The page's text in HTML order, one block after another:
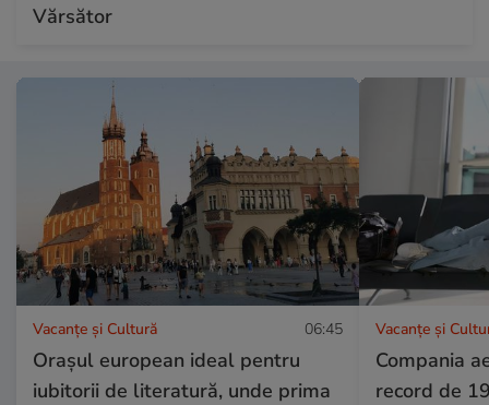
Vărsător
Vacanțe și Cultură 06:45
Orașul european ideal pentru
iubitorii de literatură, unde prima
Vacanțe și
Compania
record de